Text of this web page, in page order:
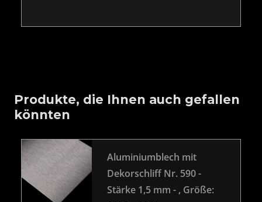
Produkte, die Ihnen auch gefallen
könnten
Aluminiumblech mit
Dekorschliff Nr. 590 -
Stärke 1,5 mm - , Größe: